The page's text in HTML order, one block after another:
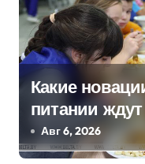
и
я
п
о
з
Какие
питании
рассказали в
Авг 6, 2026